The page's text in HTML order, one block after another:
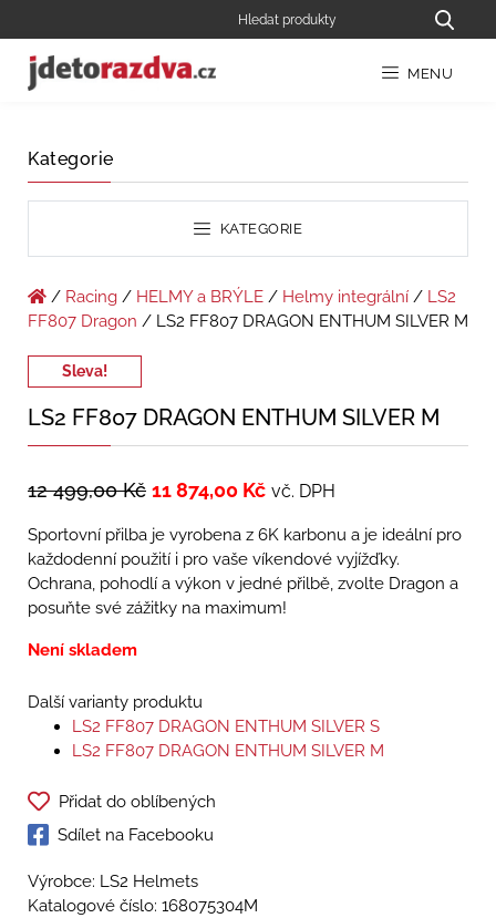
MENU
Kategorie
KATEGORIE
/ Racing / HELMY a BRÝLE / Helmy integrální / LS2
FF807 Dragon / LS2 FF807 DRAGON ENTHUM SILVER M
Sleva!
LS2 FF807 DRAGON ENTHUM SILVER M
12 499,00Kč 11 874,00 Kč vč. DPH
Sportovní přilba je vyrobena z 6K karbonu a je ideální pro
každodenní použití i pro vaše víkendové vyjížďky.
Ochrana, pohodlí a výkon v jedné přilbě, zvolte Dragon a
posuňte své zážitky na maximum!
Není skladem
Další varianty produktu
LS2 FF807 DRAGON ENTHUM SILVER S
LS2 FF807 DRAGON ENTHUM SILVER M
Přidat do oblíbených
Sdílet na Facebooku
Výrobce: LS2 Helmets
Katalogové číslo: 168075304M